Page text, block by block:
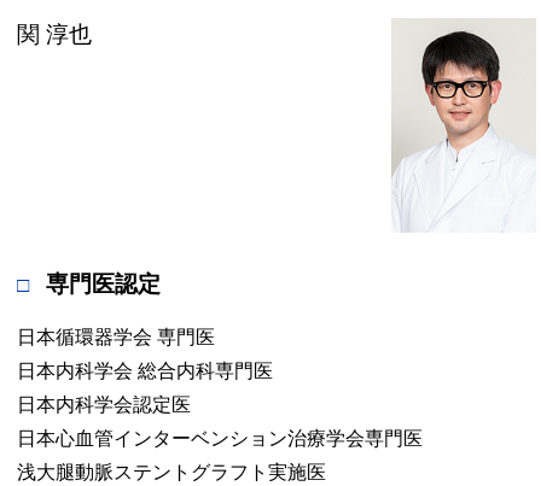
関 淳也
専門医認定
日本循環器学会 専門医
日本内科学会 総合内科専門医
日本内科学会認定医
日本心血管インターベンション治療学会専門医
浅大腿動脈ステントグラフト実施医